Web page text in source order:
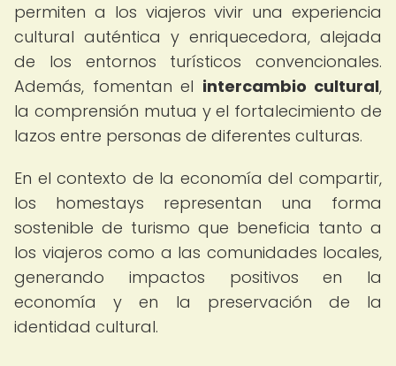
permiten a los viajeros vivir una experiencia
cultural auténtica y enriquecedora, alejada
de los entornos turísticos convencionales.
Además, fomentan el intercambio cultural,
la comprensión mutua y el fortalecimiento de
lazos entre personas de diferentes culturas.
En el contexto de la economía del compartir,
los homestays representan una forma
sostenible de turismo que beneficia tanto a
los viajeros como a las comunidades locales,
generando impactos positivos en la
economía y en la preservación de la
identidad cultural.